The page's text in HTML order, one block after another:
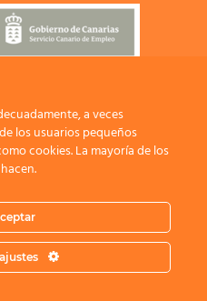
CIAB RED CIDE TURISMO RURAL
datos/ Política Privacidad
a veces
los usuarios pequeños
cookies. La mayoría de los